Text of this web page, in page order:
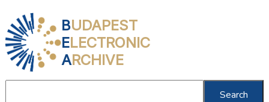
BUDAPEST
ELECTRONIC
ARCHIVE
Search